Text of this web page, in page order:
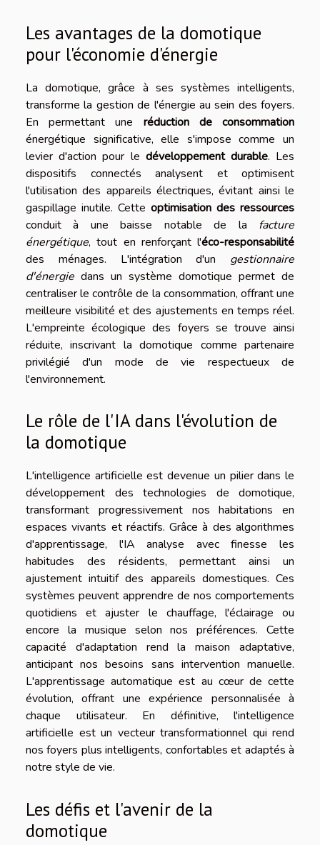
Les avantages de la domotique
pour l'économie d'énergie
La domotique, grâce à ses systèmes intelligents,
transforme la gestion de l'énergie au sein des foyers.
En permettant une réduction de consommation
énergétique significative, elle s'impose comme un
levier d'action pour le développement durable. Les
dispositifs connectés analysent et optimisent
l'utilisation des appareils électriques, évitant ainsi le
gaspillage inutile. Cette optimisation des ressources
conduit à une baisse notable de la facture
énergétique, tout en renforçant l'éco-responsabilité
des ménages. L'intégration d'un gestionnaire
d'énergie dans un système domotique permet de
centraliser le contrôle de la consommation, offrant une
meilleure visibilité et des ajustements en temps réel.
L'empreinte écologique des foyers se trouve ainsi
réduite, inscrivant la domotique comme partenaire
privilégié d'un mode de vie respectueux de
l'environnement.
Le rôle de l'IA dans l'évolution de
la domotique
L'intelligence artificielle est devenue un pilier dans le
développement des technologies de domotique,
transformant progressivement nos habitations en
espaces vivants et réactifs. Grâce à des algorithmes
d'apprentissage, l'IA analyse avec finesse les
habitudes des résidents, permettant ainsi un
ajustement intuitif des appareils domestiques. Ces
systèmes peuvent apprendre de nos comportements
quotidiens et ajuster le chauffage, l'éclairage ou
encore la musique selon nos préférences. Cette
capacité d'adaptation rend la maison adaptative,
anticipant nos besoins sans intervention manuelle.
L'apprentissage automatique est au cœur de cette
évolution, offrant une expérience personnalisée à
chaque utilisateur. En définitive, l'intelligence
artificielle est un vecteur transformationnel qui rend
nos foyers plus intelligents, confortables et adaptés à
notre style de vie.
Les défis et l'avenir de la
domotique